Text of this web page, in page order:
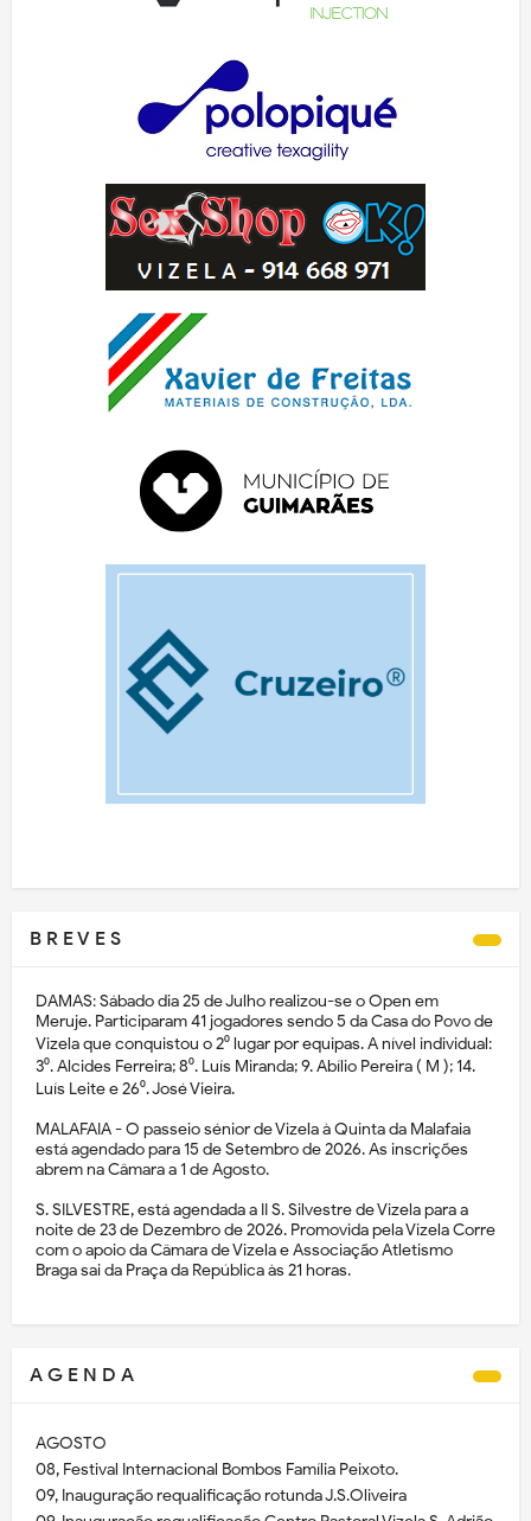
B R E V E S
DAMAS: Sábado dia 25 de Julho realizou-se o Open em
Meruje. Participaram 41 jogadores sendo 5 da Casa do Povo de
Vizela que conquistou o 2⁰ lugar por equipas. A nível individual:
3⁰. Alcides Ferreira; 8⁰. Luís Miranda; 9. Abílio Pereira ( M ); 14.
Luís Leite e 26⁰. José Vieira.
MALAFAIA - O passeio sénior de Vizela à Quinta da Malafaia
está agendado para 15 de Setembro de 2026. As inscrições
abrem na Câmara a 1 de Agosto.
S. SILVESTRE, está agendada a II S. Silvestre de Vizela para a
noite de 23 de Dezembro de 2026. Promovida pela Vizela Corre
com o apoio da Câmara de Vizela e Associação Atletismo
Braga sai da Praça da República às 21 horas.
A G E N D A
AGOSTO
08, Festival Internacional Bombos Família Peixoto.
09, Inauguração requalificação rotunda J.S.Oliveira